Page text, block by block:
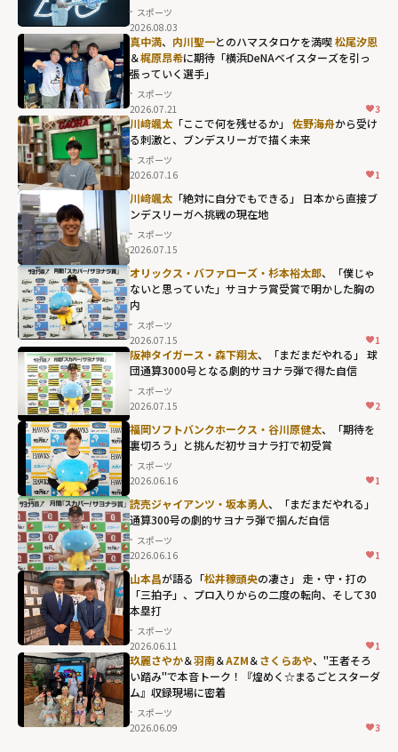
スポーツ
2026.08.03
真中満、 内川聖一とのハマスタロケを満喫松尾汐恩
＆梶原昂希に期待「横浜DeNAベイスターズを引っ
張っていく選手」
スポーツ
2026.07.21
3
川﨑颯太 「ここで何を残せるか」 佐野海舟から受け
る刺激と、ブンデスリーガで描く未来
スポーツ
2026.07.16
1
川﨑颯太 「絶対に自分でもできる」 日本から直接ブ
ンデスリーガへ――挑戦の現在地
スポーツ
2026.07.15
オリックス・バファローズ・杉本裕太郎、「僕じゃ
ないと思っていた」サヨナラ賞受賞で明かした胸の
内
スポーツ
2026.07.15
1
阪神タイガース・森下翔太、「まだまだやれる」 球
団通算3000号となる劇的サヨナラ弾で得た自信
スポーツ
2026.07.15
2
福岡ソフトバンクホークス・谷川原健太、「期待を
裏切ろう」と挑んだ初サヨナラ打で初受賞
スポーツ
2026.06.16
1
読売ジャイアンツ・坂本勇人、「まだまだやれる」
通算300号の劇的サヨナラ弾で掴んだ自信
スポーツ
2026.06.16
1
山本昌が語る「松井稼頭央の凄さ」 走・守・打の
「三拍子」、プロ入りからの二度の転向、そして30
本塁打
スポーツ
2026.06.11
1
玖麗さやか＆羽南＆AZM＆さくらあや、"王者そろ
い踏み"で本音トーク！『煌めく☆まるごとスターダ
ム』収録現場に密着
スポーツ
2026.06.09
3